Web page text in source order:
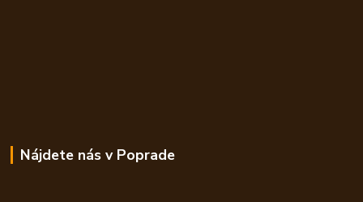
Nájdete nás v Poprade